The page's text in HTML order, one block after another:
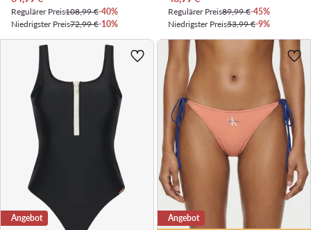
Regulärer Preis108,99 €-40%
Niedrigster Preis72,99 €-10%
Regulärer Preis89,99 €-45%
Niedrigster Preis53,99 €-9%
Angebot Angebot